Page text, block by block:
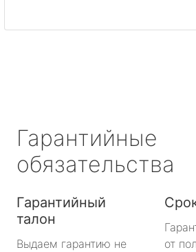
Гарантийные
обязательства
Гарантийный
талон
Выдаем гарантию не
от